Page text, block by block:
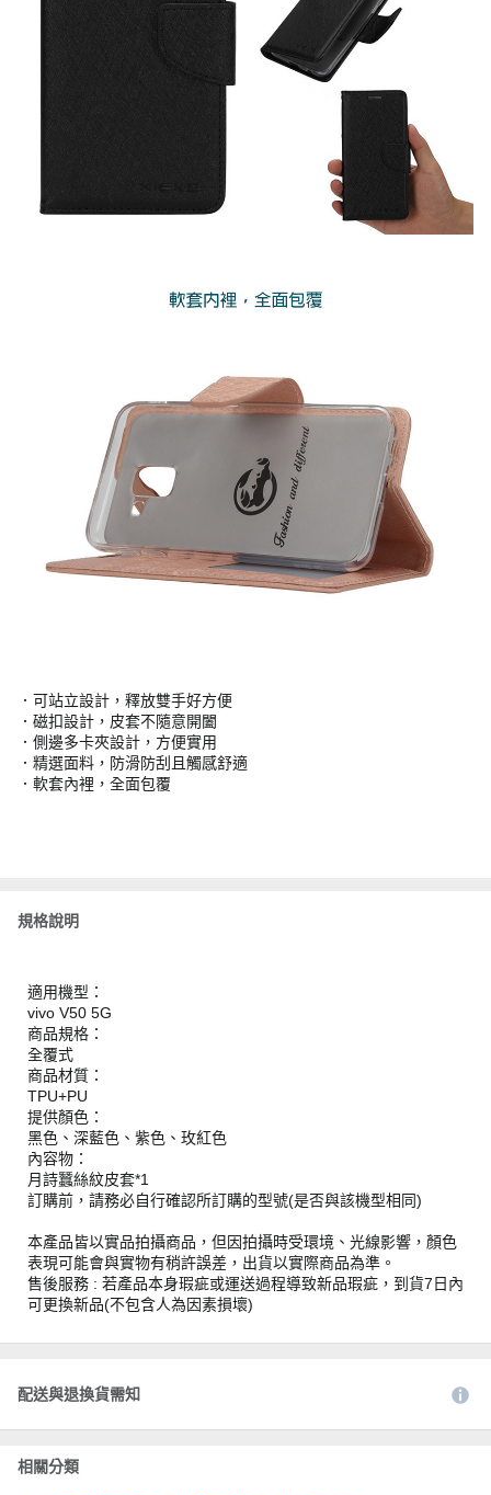
．可站立設計，釋放雙手好方便
．磁扣設計，皮套不隨意開闔
．側邊多卡夾設計，方便實用
．精選面料，防滑防刮且觸感舒適
．軟套內裡，全面包覆
規格說明
適用機型：
vivo V50 5G
商品規格：
全覆式
商品材質：
TPU+PU
提供顏色：
黑色、深藍色、紫色、玫紅色
內容物：
月詩蠶絲紋皮套*1
訂購前，請務必自行確認所訂購的型號(是否與該機型相同)
本產品皆以實品拍攝商品，但因拍攝時受環境、光線影響，顏色
表現可能會與實物有稍許誤差，出貨以實際商品為準。
售後服務 : 若產品本身瑕疵或運送過程導致新品瑕疵，到貨7日內
可更換新品(不包含人為因素損壞)
配送與退換貨需知
相關分類